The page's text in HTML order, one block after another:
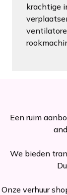
krachtige
Een ruim
We bieden
Onze verhuur